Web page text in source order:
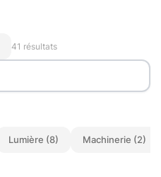
41 résultats
Lumière (8) Machinerie (2)